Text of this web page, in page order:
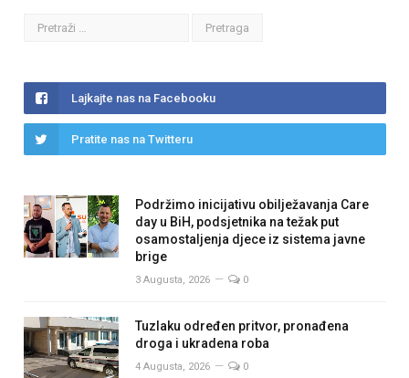
Lajkajte nas na Facebooku
Pratite nas na Twitteru
Podržimo inicijativu obilježavanja Care
day u BiH, podsjetnika na težak put
osamostaljenja djece iz sistema javne
brige
3 Augusta, 2026 0
Tuzlaku određen pritvor, pronađena
droga i ukradena roba
4 Augusta, 2026 0